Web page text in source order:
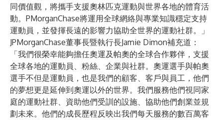
同價值觀，將攜手支援奧林匹克運動與世界各地的體育活
動。PMorganChase將運用全球網絡與專業知識穩定支持
運動員，並發揮長遠的影響力協助全世界的運動社群。」
JPMorganChase董事長暨執行長Jamie Dimon補充道：
「我們很榮幸能夠擔任奧運及帕奧的全球合作夥伴，支援
全球各地的運動員、粉絲、企業與社群。奧運選手與帕奧
選手不但是運動員，也是我們的顧客、客戶與員工，他們
的夢想更是延伸到奧運以外的世界。我們服務他們視同家
庭的運動社群、資助他們受訓的設施、協助他們創業並規
劃未來。他們的成長歷程反映出我們每天服務的數百萬客